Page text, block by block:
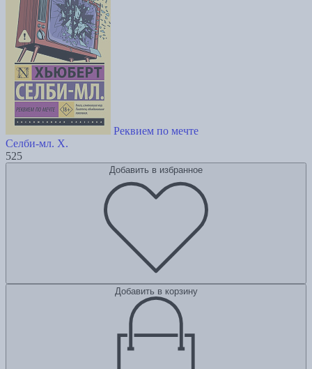
Реквием по мечте
Селби-мл. Х.
525
Добавить в избранное
Добавить в корзину